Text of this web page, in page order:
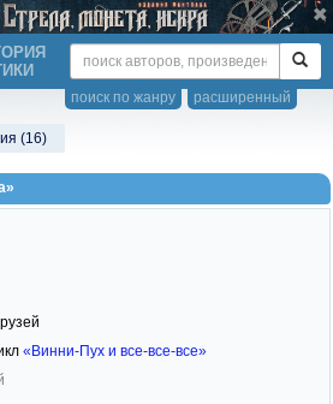
расширенный
поиск по жанру
(16)
«Винни-Пух и все-все-все»